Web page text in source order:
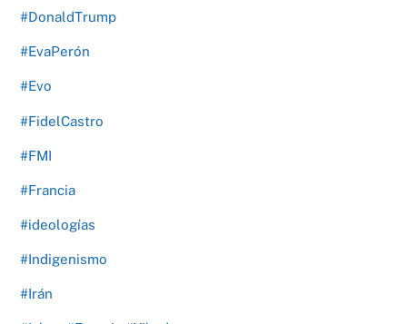
#DonaldTrump
#EvaPerón
#Evo
#FidelCastro
#FMI
#Francia
#ideologías
#Indigenismo
#Irán